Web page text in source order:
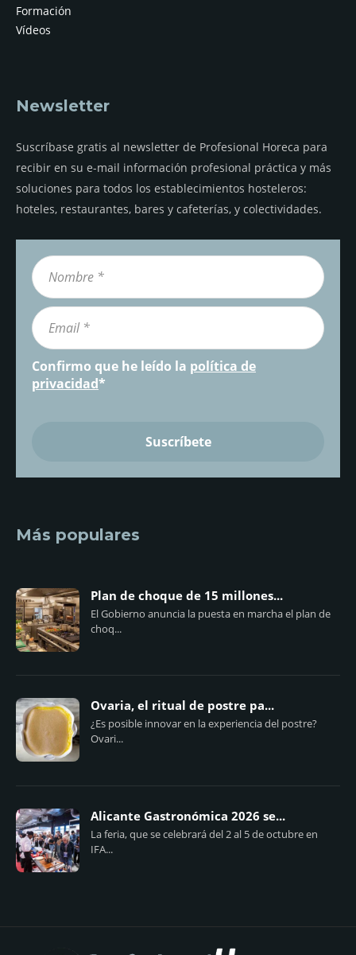
Formación
Vídeos
Newsletter
Suscríbase gratis al newsletter de Profesional Horeca para
recibir en su e-mail información profesional práctica y más
soluciones para todos los establecimientos hosteleros:
hoteles, restaurantes, bares y cafeterías, y colectividades.
Confirmo que he leído la política de
privacidad*
Más populares
Plan de choque de 15 millones...
El Gobierno anuncia la puesta en marcha el plan de
choq...
Ovaria, el ritual de postre pa...
¿Es posible innovar en la experiencia del postre?
Ovari...
Alicante Gastronómica 2026 se...
La feria, que se celebrará del 2 al 5 de octubre en
IFA...